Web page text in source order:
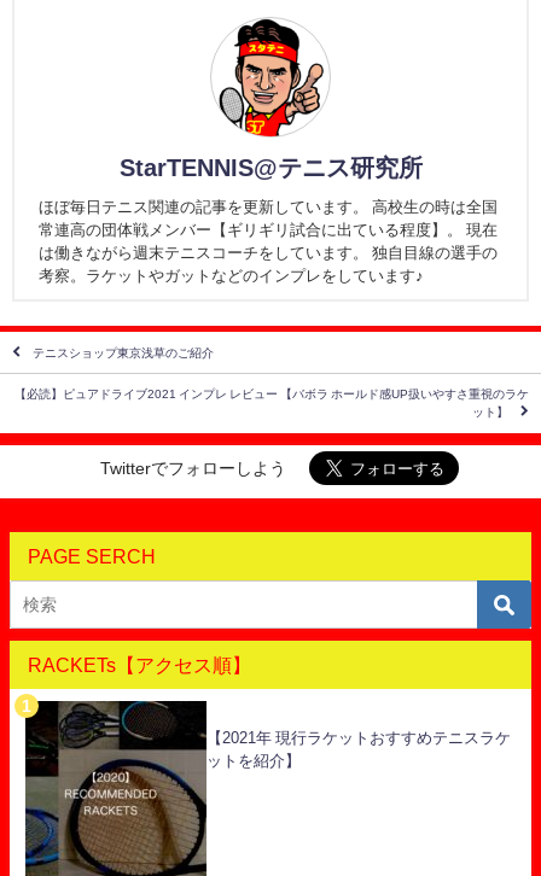
StarTENNIS@テニス研究所
ほぼ毎日テニス関連の記事を更新しています。 高校生の時は全国
常連高の団体戦メンバー【ギリギリ試合に出ている程度】。 現在
は働きながら週末テニスコーチをしています。 独自目線の選手の
考察。ラケットやガットなどのインプレをしています♪
テニスショップ東京浅草のご紹介
【必読】ピュアドライブ2021 インプレ レビュー 【バボラ ホールド感UP扱いやすさ重視のラケ
ット】
Twitterでフォローしよう
PAGE SERCH
RACKETs【アクセス順】
【2021年 現行ラケットおすすめテニスラケ
ットを紹介】